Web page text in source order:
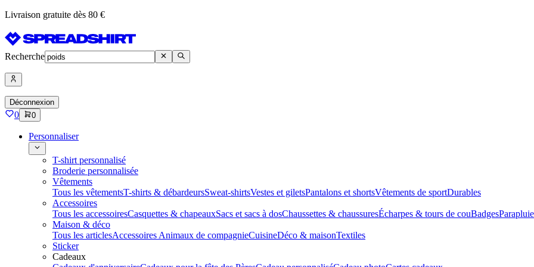
Livraison gratuite dès 80 €
Recherche
Déconnexion
0 0
Personnaliser
T-shirt personnalisé
Broderie personnalisée
Vêtements
Tous les vêtementsT-shirts & débardeursSweat-shirtsVestes et giletsPantalons et shortsVêtements de sportDurables
Accessoires
Tous les accessoiresCasquettes & chapeauxSacs et sacs à dosChaussettes & chaussuresÉcharpes & tours de couBadges
Maison & déco
Tous les articlesAccessoires Animaux de compagnieCuisineDéco & maisonTextiles
Sticker
Cadeaux